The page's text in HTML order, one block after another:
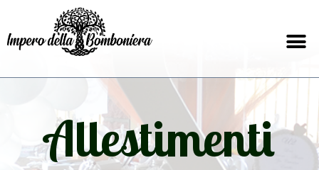
Allestimenti